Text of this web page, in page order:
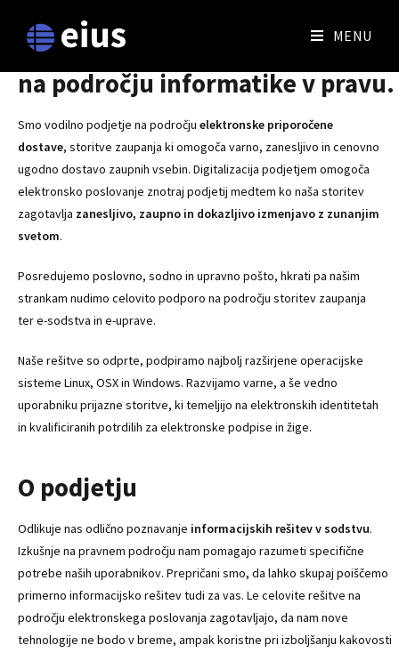
MENU
Podjetje EIUS je vodilno podjetje
na področju informatike v pravu.
Smo vodilno podjetje na področju elektronske priporočene
dostave, storitve zaupanja ki omogoča varno, zanesljivo in cenovno
ugodno dostavo zaupnih vsebin. Digitalizacija podjetjem omogoča
elektronsko poslovanje znotraj podjetij medtem ko naša storitev
zagotavlja zanesljivo, zaupno in dokazljivo izmenjavo z zunanjim
svetom.
Posredujemo poslovno, sodno in upravno pošto, hkrati pa našim
strankam nudimo celovito podporo na področju storitev zaupanja
ter e-sodstva in e-uprave.
Naše rešitve so odprte, podpiramo najbolj razširjene operacijske
sisteme Linux, OSX in Windows. Razvijamo varne, a še vedno
uporabniku prijazne storitve, ki temeljijo na elektronskih identitetah
in kvalificiranih potrdilih za elektronske podpise in žige.
O podjetju
Odlikuje nas odlično poznavanje informacijskih rešitev v sodstvu.
Izkušnje na pravnem področju nam pomagajo razumeti specifične
potrebe naših uporabnikov. Prepričani smo, da lahko skupaj poiščemo
primerno informacijsko rešitev tudi za vas. Le celovite rešitve na
področju elektronskega poslovanja zagotavljajo, da nam nove
tehnologije ne bodo v breme, ampak koristne pri izboljšanju kakovosti